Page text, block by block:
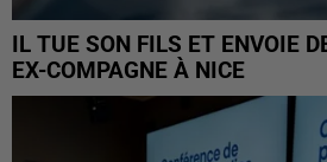
IL TUE SON FILS ET ENVOIE
EX-COMPAGNE À NICE